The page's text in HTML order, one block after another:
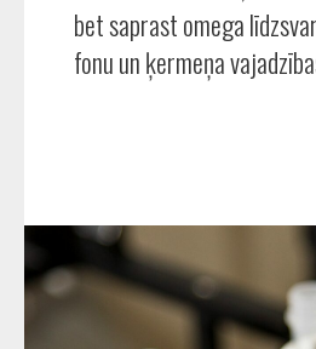
bet saprast omega
fonu un ķermeņa